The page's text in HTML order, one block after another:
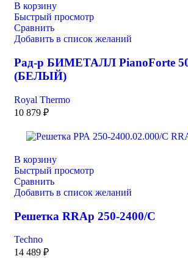
В корзину
Быстрый просмотр
Сравнить
Добавить в список желаний
Рад-р БИМЕТАЛЛ PianoForte
(БЕЛЫЙ)
Royal Thermo
10 879 ₽
В корзину
Быстрый просмотр
Сравнить
Добавить в список желаний
Решетка RRAp 250-2400/С
Techno
14 489 ₽